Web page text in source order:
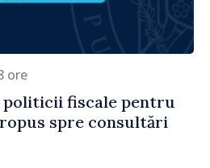
ore
fiscale pentru
spre consultări